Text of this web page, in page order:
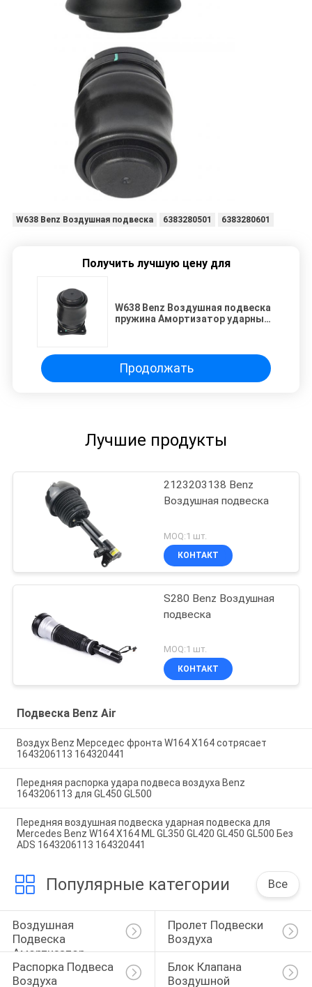
W638 Benz Воздушная подвеска 6383280501 6383280601
Получить лучшую цену для
W638 Benz Воздушная подвеска
пружина Амортизатор ударных
Продолжать
Лучшие продукты
2123203138 Benz
Воздушная подвеска
MOQ:1 шт.
КОНТАКТ
S280 Benz Воздушная
подвеска
MOQ:1 шт.
КОНТАКТ
Подвеска Benz Air
Воздух Benz Мерседес фронта W164 X164 сотрясает
1643206113 164320441
Передняя распорка удара подвеса воздуха Benz
1643206113 для GL450 GL500
Передняя воздушная подвеска ударная подвеска для
Mercedes Benz W164 X164 ML GL350 GL420 GL450 GL500 Без
ADS 1643206113 164320441
Популярные категории Все
Воздушная
Подвеска
Амортизатор
Ударов
Пролет Подвески
Воздуха
Распорка Подвеса
Воздуха
Блок Клапана
Воздушной